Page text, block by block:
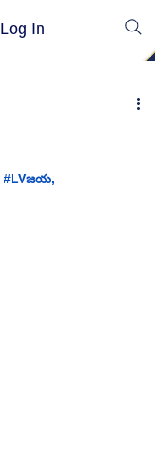
Log In
#LVజయ,